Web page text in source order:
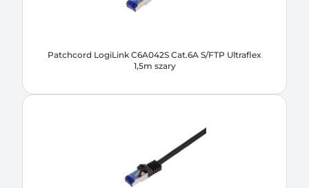
Patchcord LogiLink C6A042S Cat.6A S/FTP Ultraflex
1,5m szary